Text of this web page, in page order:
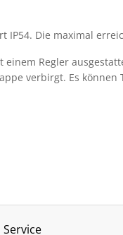
IP54. Die maximal
Regler
verbirgt. Es können
Service